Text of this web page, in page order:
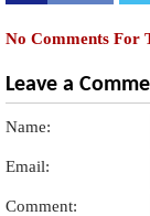
No Comments For
Leave a
Name:
Email:
Comment: